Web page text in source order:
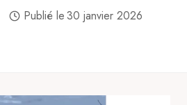
Publié le30 janvier 2026